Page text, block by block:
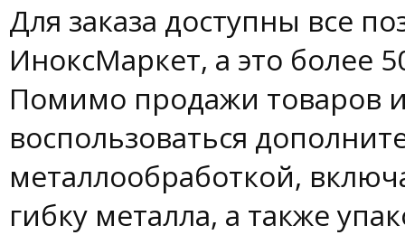
Для заказа доступны все
ИноксМаркет, а это более
Помимо продажи товаров
воспользоваться
металлообработкой,
гибку металла, а также